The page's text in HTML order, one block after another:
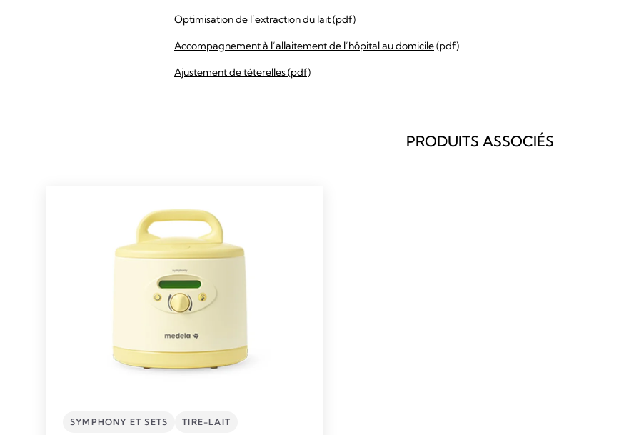
Optimisation de l’extraction du lait(pdf)
Accompagnement à l’allaitement de l’hôpital au domicile(pdf)
Ajustement de téterelles (pdf)
PRODUITS ASSOCIÉS
SYMPHONY ET SETS TIRE-LAIT